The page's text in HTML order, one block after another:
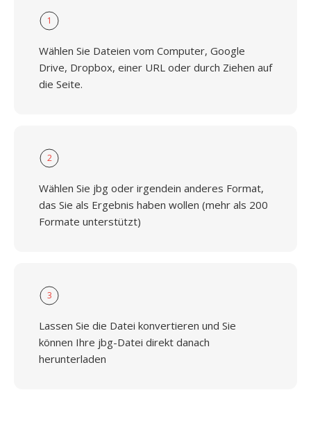
1
Wählen Sie Dateien vom Computer, Google
Drive, Dropbox, einer URL oder durch Ziehen auf
die Seite.
2
Wählen Sie jbg oder irgendein anderes Format,
das Sie als Ergebnis haben wollen (mehr als 200
Formate unterstützt)
3
Lassen Sie die Datei konvertieren und Sie
können Ihre jbg-Datei direkt danach
herunterladen